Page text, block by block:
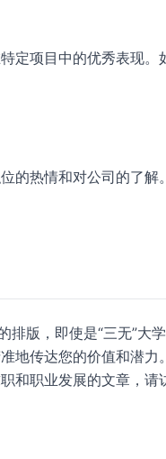
定项目中的优秀表现。
的热情和对公司的了解
排版，即使是“三无”大
地传达您的价值和潜力
和职业发展的文章，请